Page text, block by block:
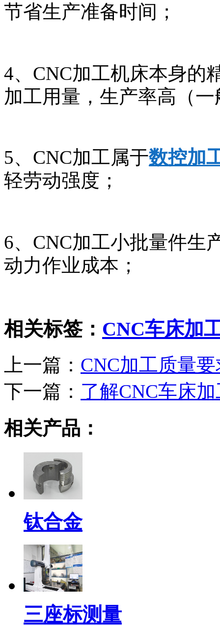
节省生产准备时间；
4、CNC加工机床本身的
加工用量，生产率高（
5、CNC加工属于数控加
轻劳动强度；
6、CNC加工小批量件生
动力作业成本；
相关标签： CNC车床加
上一篇： CNC加工质量
下一篇： 了解CNC车床
相关产品：
钛合金
三座标测量